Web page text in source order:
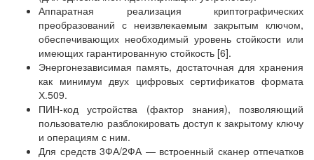
Аппаратная реализация криптографических
преобразований с неизвлекаемым закрытым ключом,
обеспечивающих необходимый уровень стойкости или
имеющих гарантированную стойкость [6].
Энергонезависимая память, достаточная для хранения
как минимум двух цифровых сертификатов формата
Х.509.
ПИН-код устройства (фактор знания), позволяющий
пользователю разблокировать доступ к закрытому ключу
и операциям с ним.
Для средств 3ФА/2ФА — встроенный сканер отпечатков